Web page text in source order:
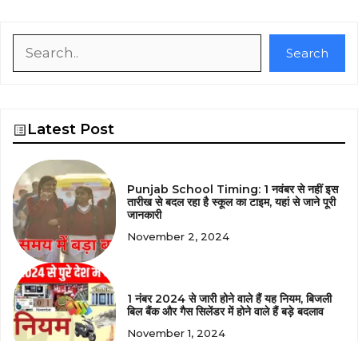
Search
Latest Post
Punjab School Timing: 1 नवंबर से नहीं इस
तारीख से बदल रहा है स्कूल का टाइम, यहां से जाने पूरी
जानकारी
November 2, 2024
1 नंबर 2024 से जारी होने वाले हैं यह नियम, बिजली
बिल बैंक और गैस सिलेंडर में होने वाले हैं बड़े बदलाव
November 1, 2024